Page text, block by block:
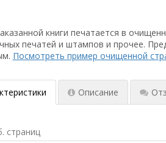
книги печатается в
печатей и штампов и прочее.
Посмотреть пример очищенной
Описание
страниц